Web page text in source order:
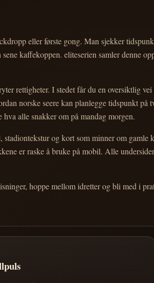
eller første gong. Man sjekker
kaffekoppen. eliteserien samler denne
rettigheter. I stedet får du en oversiktlig
norske seere kan planlegge tidspunkt på
alle snakker om på mandag morgen.
og kort som minner om gamle
er raske å bruke på mobil. Alle
hoppe mellom idretter og bli med i